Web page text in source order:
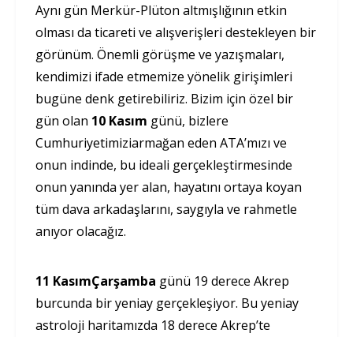
Aynı gün Merkür-Plüton altmışlığının etkin
olması da ticareti ve alışverişleri destekleyen bir
görünüm. Önemli görüşme ve yazışmaları,
kendimizi ifade etmemize yönelik girişimleri
bugüne denk getirebiliriz. Bizim için özel bir
gün olan 10 Kasım günü, bizlere
Cumhuriyetimiziarmağan eden ATA’mızı ve
onun indinde, bu ideali gerçekleştirmesinde
onun yanında yer alan, hayatını ortaya koyan
tüm dava arkadaşlarını, saygıyla ve rahmetle
anıyor olacağız.
11 KasımÇarşamba günü 19 derece Akrep
burcunda bir yeniay gerçekleşiyor. Bu yeniay
astroloji haritamızda 18 derece Akrep’te